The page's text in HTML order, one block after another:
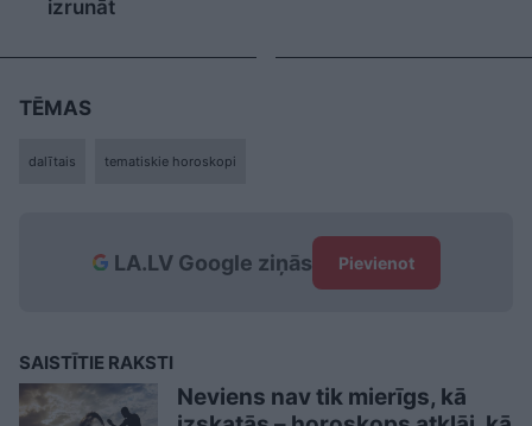
izrunāt
TĒMAS
dalītais tematiskie horoskopi
LA.LV Google ziņās Pievienot
SAISTĪTIE RAKSTI
Neviens nav tik mierīgs, kā